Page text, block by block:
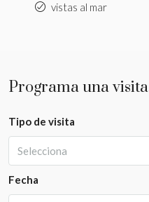
vistas al mar
Programa una visita
Tipo de visita
Selecciona
Fecha